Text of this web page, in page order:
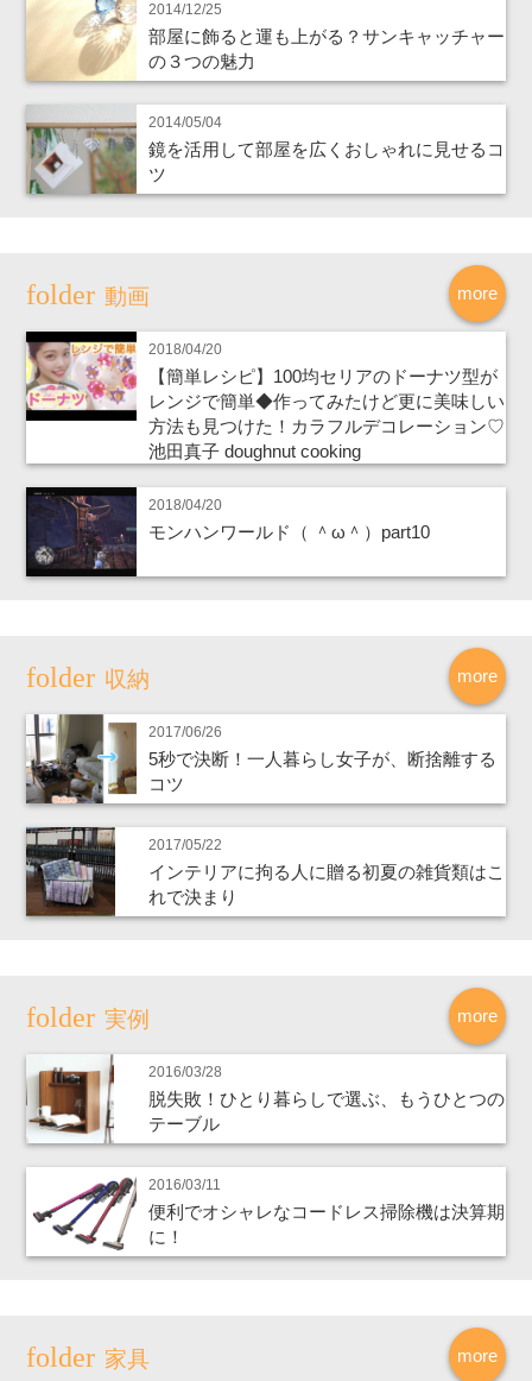
2014/12/25
部屋に飾ると運も上がる？サンキャッチャー
の３つの魅力
2014/05/04
鏡を活用して部屋を広くおしゃれに見せるコ
ツ
more
動画
2018/04/20
【簡単レシピ】100均セリアのドーナツ型が
レンジで簡単◆作ってみたけど更に美味しい
方法も見つけた！カラフルデコレーション♡
池田真子 doughnut cooking
2018/04/20
モンハンワールド（ ＾ω＾）part10
more
収納
2017/06/26
5秒で決断！一人暮らし女子が、断捨離する
コツ
2017/05/22
インテリアに拘る人に贈る初夏の雑貨類はこ
れで決まり
more
実例
2016/03/28
脱失敗！ひとり暮らしで選ぶ、もうひとつの
テーブル
2016/03/11
便利でオシャレなコードレス掃除機は決算期
に！
more
家具